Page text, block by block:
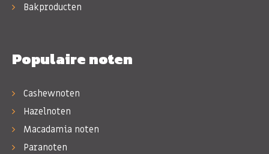
Bakproducten
Populaire noten
Cashewnoten
Hazelnoten
Macadamia noten
Paranoten